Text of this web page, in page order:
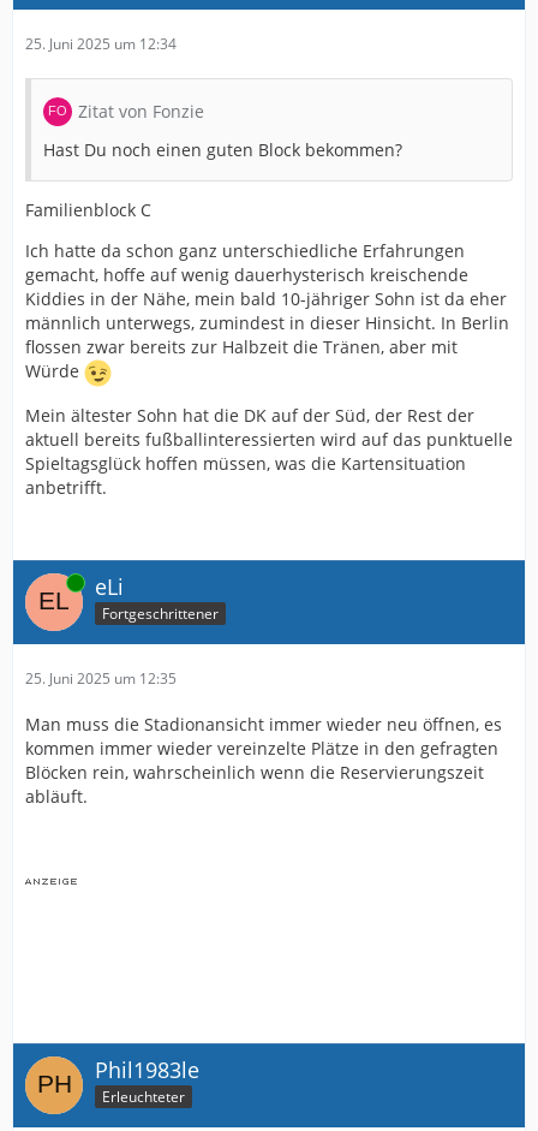
25. Juni 2025 um 12:34
Zitat von Fonzie
Hast Du noch einen guten Block bekommen?
Familienblock C
Ich hatte da schon ganz unterschiedliche Erfahrungen
gemacht, hoffe auf wenig dauerhysterisch kreischende
Kiddies in der Nähe, mein bald 10-jähriger Sohn ist da eher
männlich unterwegs, zumindest in dieser Hinsicht. In Berlin
flossen zwar bereits zur Halbzeit die Tränen, aber mit
Würde
Mein ältester Sohn hat die DK auf der Süd, der Rest der
aktuell bereits fußballinteressierten wird auf das punktuelle
Spieltagsglück hoffen müssen, was die Kartensituation
anbetrifft.
Online eLi
Fortgeschrittener
25. Juni 2025 um 12:35
Man muss die Stadionansicht immer wieder neu öffnen, es
kommen immer wieder vereinzelte Plätze in den gefragten
Blöcken rein, wahrscheinlich wenn die Reservierungszeit
abläuft.
Phil1983le
Erleuchteter